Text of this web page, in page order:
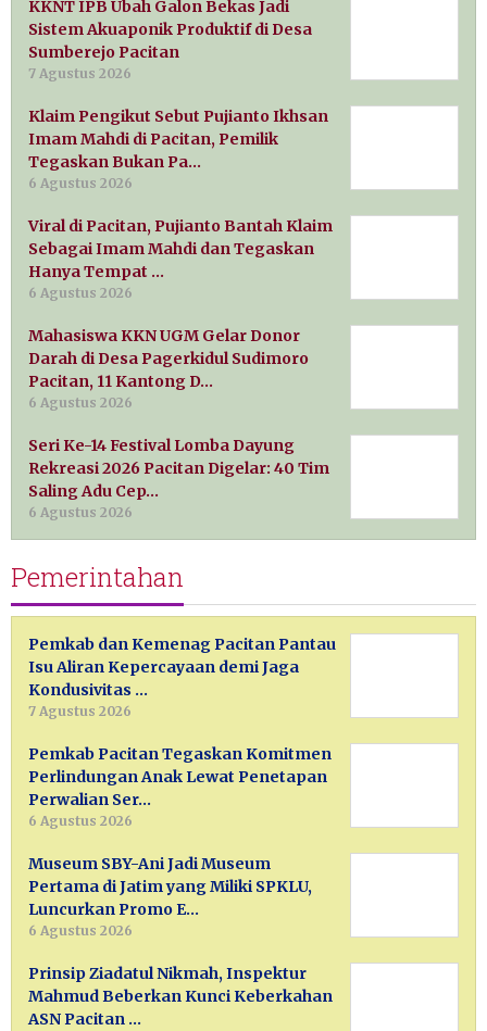
KKNT IPB Ubah Galon Bekas Jadi
Sistem Akuaponik Produktif di Desa
Sumberejo Pacitan
7 Agustus 2026
Klaim Pengikut Sebut Pujianto Ikhsan
Imam Mahdi di Pacitan, Pemilik
Tegaskan Bukan Pa…
6 Agustus 2026
Viral di Pacitan, Pujianto Bantah Klaim
Sebagai Imam Mahdi dan Tegaskan
Hanya Tempat …
6 Agustus 2026
Mahasiswa KKN UGM Gelar Donor
Darah di Desa Pagerkidul Sudimoro
Pacitan, 11 Kantong D…
6 Agustus 2026
Seri Ke-14 Festival Lomba Dayung
Rekreasi 2026 Pacitan Digelar: 40 Tim
Saling Adu Cep…
6 Agustus 2026
Pemerintahan
Pemkab dan Kemenag Pacitan Pantau
Isu Aliran Kepercayaan demi Jaga
Kondusivitas …
7 Agustus 2026
Pemkab Pacitan Tegaskan Komitmen
Perlindungan Anak Lewat Penetapan
Perwalian Ser…
6 Agustus 2026
Museum SBY-Ani Jadi Museum
Pertama di Jatim yang Miliki SPKLU,
Luncurkan Promo E…
6 Agustus 2026
Prinsip Ziadatul Nikmah, Inspektur
Mahmud Beberkan Kunci Keberkahan
ASN Pacitan …